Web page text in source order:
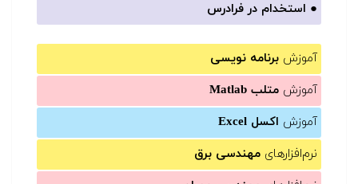
● استخدام در فرادرس
آموزش برنامه نویسی
آموزش متلب Matlab
آموزش اکسل Excel
نرم‌افزارهای مهندسی برق